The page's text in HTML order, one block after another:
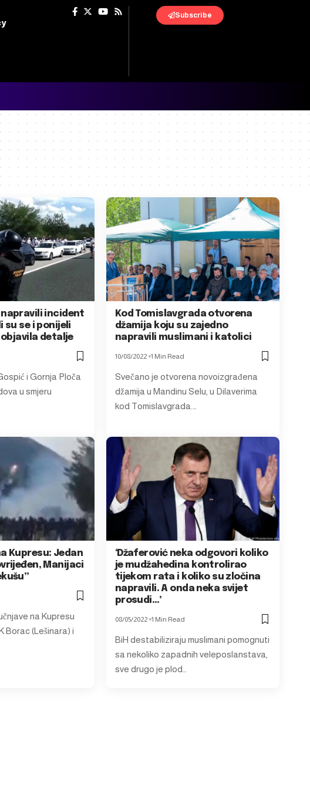
Subscribe
incident
su se i ponijeli
detalje
i Gornja Ploča
u smjeru
Kod Tomislavgrada otvorena
džamija koju su zajedno
napravili muslimani i katolici
10/08/2022 1 Min Read
Svečano je otvorena novoizgrađena
džamija u Mandinu Selu, u Dilaverima
kod Tomislavgrada.…
Kupresu: Jedan
Manijaci
na Kupresu
Borac (Lešinara) i
‘Džaferović neka odgovori koliko
je mudžahedina kontrolirao
tijekom rata i koliko su zločina
napravili. A onda neka svijet
prosudi…’
08/05/2022 1 Min Read
BiH destabiliziraju muslimani pomognuti
sa nekoliko zapadnih veleposlanstava,
sve drugo je plod…